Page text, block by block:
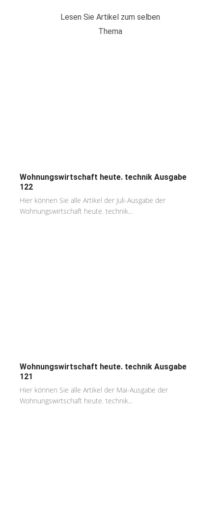
Lesen Sie Artikel zum selben
Thema
Wohnungswirtschaft heute. technik Ausgabe
122
Hier können Sie alle Artikel der Juli-Ausgabe der
Wohnungswirtschaft heute. technik...
Wohnungswirtschaft heute. technik Ausgabe
121
Hier können Sie alle Artikel der Mai-Ausgabe der
Wohnungswirtschaft heute. technik...